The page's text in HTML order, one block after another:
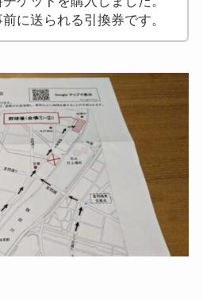
に送られる引換券です。